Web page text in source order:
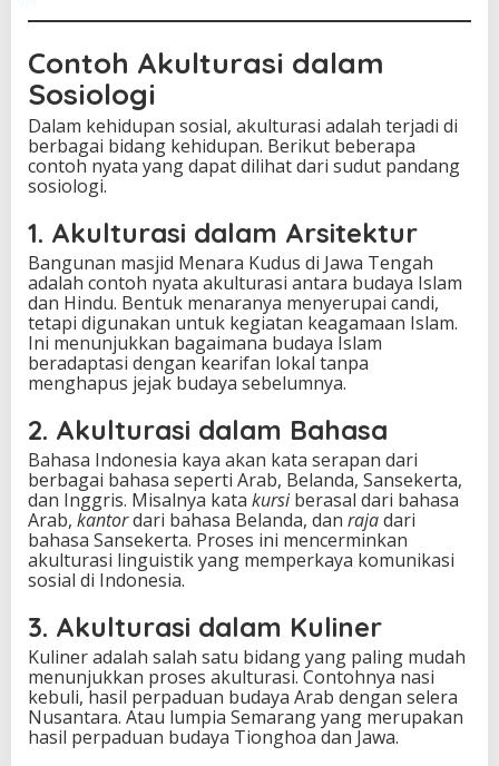
Contoh Akulturasi dalam
Sosiologi
Dalam kehidupan sosial, akulturasi adalah terjadi di
berbagai bidang kehidupan. Berikut beberapa
contoh nyata yang dapat dilihat dari sudut pandang
sosiologi.
1. Akulturasi dalam Arsitektur
Bangunan masjid Menara Kudus di Jawa Tengah
adalah contoh nyata akulturasi antara budaya Islam
dan Hindu. Bentuk menaranya menyerupai candi,
tetapi digunakan untuk kegiatan keagamaan Islam.
Ini menunjukkan bagaimana budaya Islam
beradaptasi dengan kearifan lokal tanpa
menghapus jejak budaya sebelumnya.
2. Akulturasi dalam Bahasa
Bahasa Indonesia kaya akan kata serapan dari
berbagai bahasa seperti Arab, Belanda, Sansekerta,
dan Inggris. Misalnya kata kursiberasal dari bahasa
Arab, kantordari bahasa Belanda, dan rajadari
bahasa Sansekerta. Proses ini mencerminkan
akulturasi linguistik yang memperkaya komunikasi
sosial di Indonesia.
3. Akulturasi dalam Kuliner
Kuliner adalah salah satu bidang yang paling mudah
menunjukkan proses akulturasi. Contohnya nasi
kebuli, hasil perpaduan budaya Arab dengan selera
Nusantara. Atau lumpia Semarang yang merupakan
hasil perpaduan budaya Tionghoa dan Jawa.